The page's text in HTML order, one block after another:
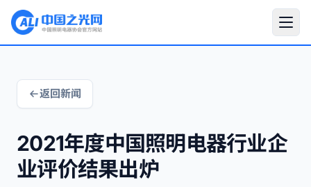
返回新闻
2021年度中国照明电器行业企
业评价结果出炉